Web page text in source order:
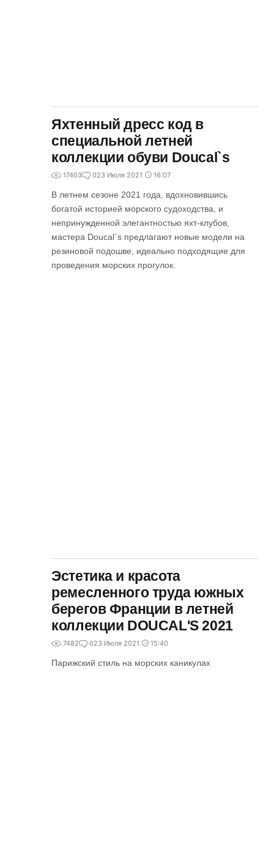
Яхтенный дресс код в
специальной летней
коллекции обуви Doucal`s
17403 023 Июля 2021 16:07
В летнем сезоне 2021 года, вдохновившись
богатой историей морского судоходства, и
непринужденной элегантностью яхт-клубов,
мастера Doucal`s предлагают новые модели на
резиновой подошве, идеально подходящие для
проведения морских прогулок.
Эстетика и красота
ремесленного труда южных
берегов Франции в летней
коллекции DOUCAL'S 2021
7482 023 Июля 2021 15:40
Парижский стиль на морских каникулах